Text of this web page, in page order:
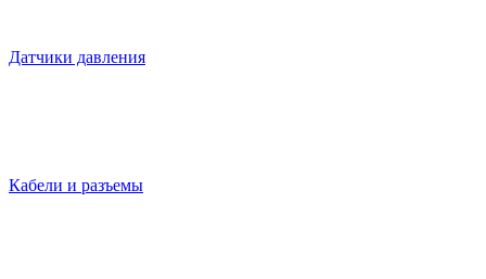
Датчики давления
Кабели и разъемы